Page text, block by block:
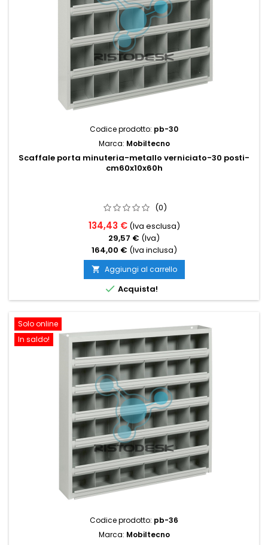
Codice prodotto: pb-30
Marca: Mobiltecno
Scaffale porta minuteria-metallo verniciato-30 posti-
cm60x10x60h
(0)
134,43 € (Iva esclusa)
29,57 € (Iva)
164,00 € (Iva inclusa)
 Aggiungi al carrello
 Acquista!
Solo online
In saldo!
Codice prodotto: pb-36
Marca: Mobiltecno